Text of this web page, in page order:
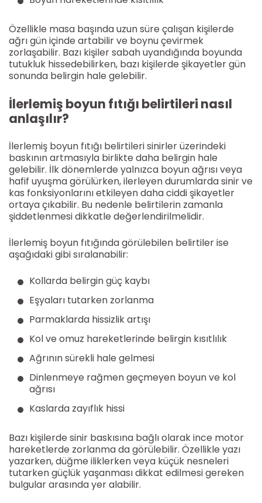
Özellikle masa başında uzun süre çalışan kişilerde
ağrı gün içinde artabilir ve boynu çevirmek
zorlaşabilir. Bazı kişiler sabah uyandığında boyunda
tutukluk hissedebilirken, bazı kişilerde şikayetler gün
sonunda belirgin hale gelebilir.
İlerlemiş boyun fıtığı belirtileri nasıl
anlaşılır?
İlerlemiş boyun fıtığı belirtileri sinirler üzerindeki
baskının artmasıyla birlikte daha belirgin hale
gelebilir. İlk dönemlerde yalnızca boyun ağrısı veya
hafif uyuşma görülürken, ilerleyen durumlarda sinir ve
kas fonksiyonlarını etkileyen daha ciddi şikayetler
ortaya çıkabilir. Bu nedenle belirtilerin zamanla
şiddetlenmesi dikkatle değerlendirilmelidir.
İlerlemiş boyun fıtığında görülebilen belirtiler ise
aşağıdaki gibi sıralanabilir:
Kollarda belirgin güç kaybı
Eşyaları tutarken zorlanma
Parmaklarda hissizlik artışı
Kol ve omuz hareketlerinde belirgin kısıtlılık
Ağrının sürekli hale gelmesi
Dinlenmeye rağmen geçmeyen boyun ve kol
ağrısı
Kaslarda zayıflık hissi
Bazı kişilerde sinir baskısına bağlı olarak ince motor
hareketlerde zorlanma da görülebilir. Özellikle yazı
yazarken, düğme iliklerken veya küçük nesneleri
tutarken güçlük yaşanması dikkat edilmesi gereken
bulgular arasında yer alabilir.